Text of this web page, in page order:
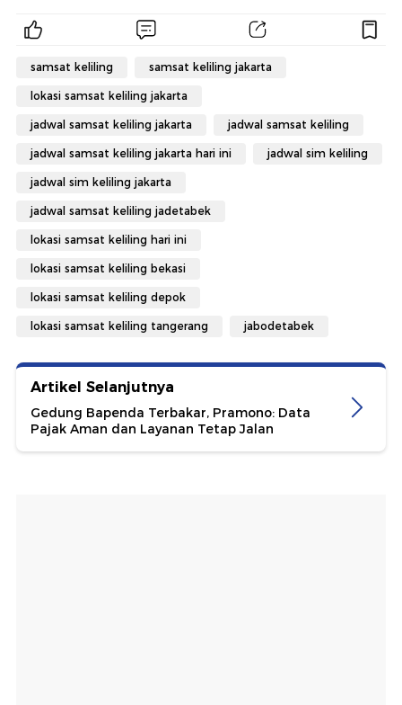
samsat keliling samsat keliling jakarta
lokasi samsat keliling jakarta
jadwal samsat keliling jakarta jadwal samsat keliling
jadwal samsat keliling jakarta hari ini jadwal sim keliling
jadwal sim keliling jakarta
jadwal samsat keliling jadetabek
lokasi samsat keliling hari ini
lokasi samsat keliling bekasi
lokasi samsat keliling depok
lokasi samsat keliling tangerang jabodetabek
Artikel Selanjutnya
Gedung Bapenda Terbakar, Pramono: Data
Pajak Aman dan Layanan Tetap Jalan